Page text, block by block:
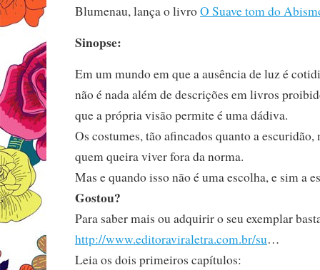
Blumenau, lança o livroO Suave tom do
Sinopse:
Em um mundo em que a ausência de luz é
não é nada além de descrições em livros
que a própria visão permite é uma dádiva.
Os costumes, tão afincados quanto a escuridão,
quem queira viver fora da norma.
Mas e quando isso não é uma escolha, e sim a
Gostou?
Para saber mais ou adquirir o seu exemplar
http://www.editoraviraletra.com.br/su…
Leia os dois primeiros capítulos: